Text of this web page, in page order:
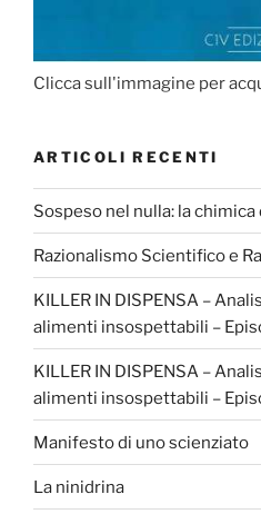
Clicca sull'immagine per
ARTICOLI RECENTI
Sospeso nel nulla: la
Razionalismo Scientifico e
KILLER IN DISPENSA –
alimenti insospettabili –
KILLER IN DISPENSA –
alimenti insospettabili –
Manifesto di uno scienziato
La ninidrina